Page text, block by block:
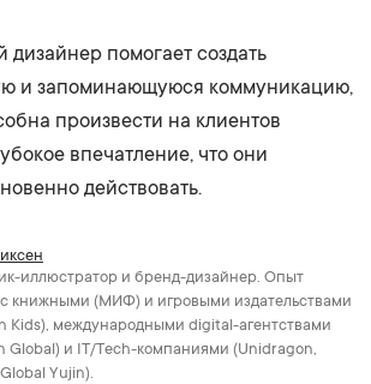
дизайнер помогает создать
и запоминающуюся коммуникацию,
произвести на клиентов
впечатление, что они
действовать.
иллюстратор и бренд-дизайнер. Опыт
книжными (МИФ) и игровыми издательствами
Kids), международными digital-агентствами
Global) и IT/Tech-компаниями (Unidragon,
Yujin).